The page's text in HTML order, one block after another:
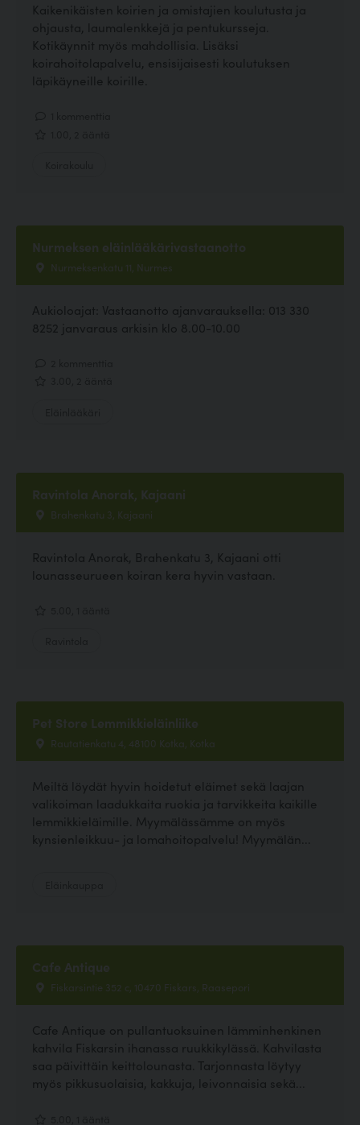
Kaikenikäisten koirien ja omistajien koulutusta ja
ohjausta, laumalenkkejä ja pentukursseja.
Kotikäynnit myös mahdollisia. Lisäksi
koirahoitolapalvelu, ensisijaisesti koulutuksen
läpikäyneille koirille.
Nurmeksen eläinlääkärivastaanotto
Nurmeksenkatu 11, Nurmes
Aukioloajat: Vastaanotto ajanvarauksella: 013 330
8252 janvaraus arkisin klo 8.00-10.00
Ravintola Anorak, Kajaani
Brahenkatu 3, Kajaani
Ravintola Anorak, Brahenkatu 3, Kajaani otti
lounasseurueen koiran kera hyvin vastaan.
Pet Store Lemmikkieläinliike
Rautatienkatu 4, 48100 Kotka, Kotka
Meiltä löydät hyvin hoidetut eläimet sekä laajan
valikoiman laadukkaita ruokia ja tarvikkeita kaikille
lemmikkieläimille. Myymälässämme on myös
kynsienleikkuu- ja lomahoitopalvelu! Myymälän...
Cafe Antique
Fiskarsintie 352 c, 10470 Fiskars, Raasepori
Cafe Antique on pullantuoksuinen lämminhenkinen
kahvila Fiskarsin ihanassa ruukkikylässä. Kahvilasta
saa päivittäin keittolounasta. Tarjonnasta löytyy
myös pikkusuolaisia, kakkuja, leivonnaisia sekä...